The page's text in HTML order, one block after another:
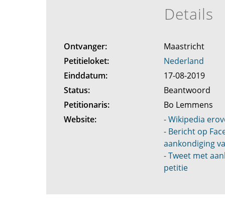
Details
Ontvanger:
Maastricht
Petitieloket:
Nederland
Einddatum:
17-08-2019
Status:
Beantwoord
Petitionaris:
Bo Lemmens
Website:
- Wikipedia
- Bericht op
aankondiging
- Tweet met
petitie